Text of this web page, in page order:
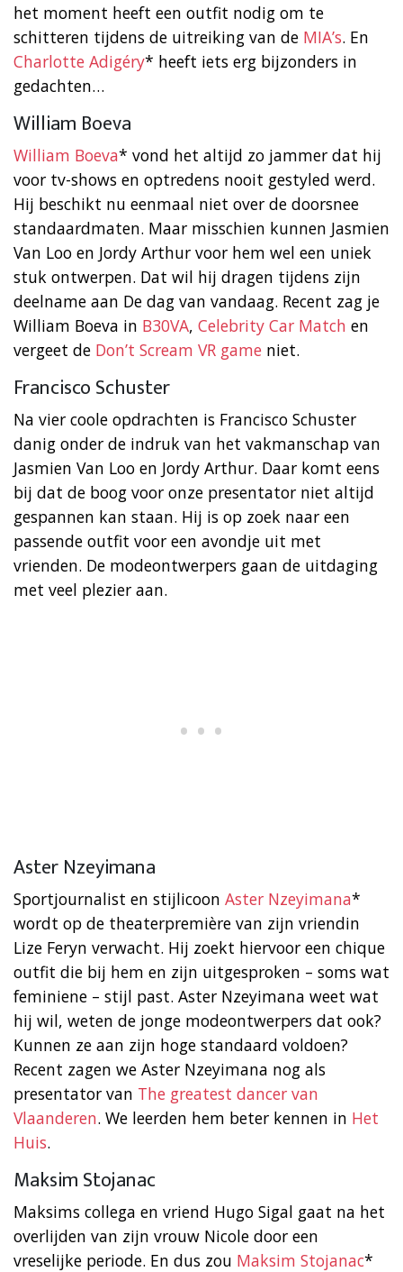
het moment heeft een outfit nodig om te
schitteren tijdens de uitreiking van de MIA’s. En
Charlotte Adigéry* heeft iets erg bijzonders in
gedachten…
William Boeva
William Boeva* vond het altijd zo jammer dat hij
voor tv-shows en optredens nooit gestyled werd.
Hij beschikt nu eenmaal niet over de doorsnee
standaardmaten. Maar misschien kunnen Jasmien
Van Loo en Jordy Arthur voor hem wel een uniek
stuk ontwerpen. Dat wil hij dragen tijdens zijn
deelname aan De dag van vandaag. Recent zag je
William Boeva in B30VA, Celebrity Car Match en
vergeet de Don’t Scream VR game niet.
Francisco Schuster
Na vier coole opdrachten is Francisco Schuster
danig onder de indruk van het vakmanschap van
Jasmien Van Loo en Jordy Arthur. Daar komt eens
bij dat de boog voor onze presentator niet altijd
gespannen kan staan. Hij is op zoek naar een
passende outfit voor een avondje uit met
vrienden. De modeontwerpers gaan de uitdaging
met veel plezier aan.
Aster Nzeyimana
Sportjournalist en stijlicoon Aster Nzeyimana*
wordt op de theaterpremière van zijn vriendin
Lize Feryn verwacht. Hij zoekt hiervoor een chique
outfit die bij hem en zijn uitgesproken – soms wat
feminiene – stijl past. Aster Nzeyimana weet wat
hij wil, weten de jonge modeontwerpers dat ook?
Kunnen ze aan zijn hoge standaard voldoen?
Recent zagen we Aster Nzeyimana nog als
presentator van The greatest dancer van
Vlaanderen. We leerden hem beter kennen in Het
Huis.
Maksim Stojanac
Maksims collega en vriend Hugo Sigal gaat na het
overlijden van zijn vrouw Nicole door een
vreselijke periode. En dus zou Maksim Stojanac*